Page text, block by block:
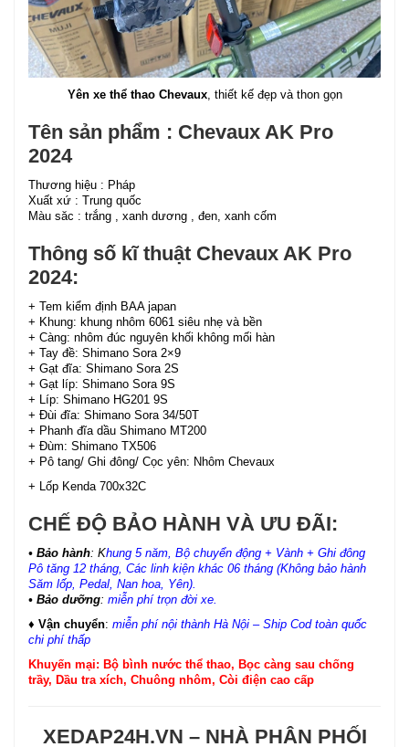
Yên xe thể thao Chevaux, thiết kế đẹp và thon gọn
Tên sản phẩm : Chevaux AK Pro
2024
Thương hiệu : Pháp
Xuất xứ : Trung quốc
Màu săc : trắng , xanh dương , đen, xanh cốm
Thông số kĩ thuật Chevaux AK Pro
2024:
+ Tem kiểm định BAA japan
+ Khung: khung nhôm 6061 siêu nhẹ và bền
+ Càng: nhôm đúc nguyên khối không mối hàn
+ Tay đề: Shimano Sora 2×9
+ Gạt đĩa: Shimano Sora 2S
+ Gạt líp: Shimano Sora 9S
+ Líp: Shimano HG201 9S
+ Đùi đĩa: Shimano Sora 34/50T
+ Phanh đĩa dầu Shimano MT200
+ Đùm: Shimano TX506
+ Pô tang/ Ghi đông/ Cọc yên: Nhôm Chevaux
+ Lốp Kenda 700x32C
CHẾ ĐỘ BẢO HÀNH VÀ ƯU ĐÃI:
• Bảo hành: Khung 5 năm, Bộ chuyển động + Vành + Ghi đông
Pô tăng 12 tháng, Các linh kiện khác 06 tháng (Không bảo hành
Săm lốp, Pedal, Nan hoa, Yên).
• Bảo dưỡng: miễn phí trọn đời xe.
♦ Vận chuyển: miễn phí nội thành Hà Nội – Ship Cod toàn quốc
chi phí thấp
Khuyến mại: Bộ bình nước thể thao, Bọc càng sau chống
trầy, Dầu tra xích, Chuông nhôm, Còi điện cao cấp
XEDAP24H.VN – NHÀ PHÂN PHỐI